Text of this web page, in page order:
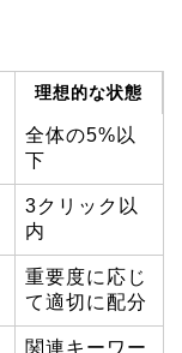
理想的な状態
全体の5%以
下
3クリック以
内
重要度に応じ
て適切に配分
関連キーワー